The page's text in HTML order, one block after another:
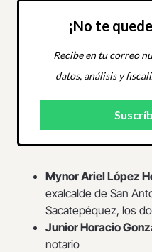
¡No te
Recibe en tu correo
datos, análisis y
Mynor Ariel López
exalcalde de San
Sacatepéquez, los
Junior Horacio
notario